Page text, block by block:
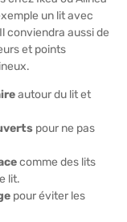
un lit avec
conviendra aussi de
et points
autour du lit et
pour ne pas
comme des lits
lit.
pour éviter les